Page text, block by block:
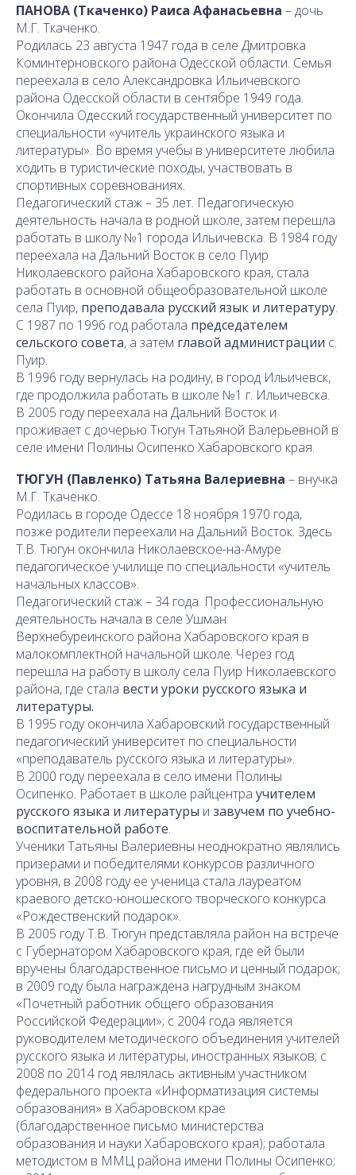
ПАНОВА (Ткаченко) Раиса Афанасьевна – дочь
М.Г. Ткаченко.
Родилась 23 августа 1947 года в селе Дмитровка
Коминтерновского района Одесской области. Семья
переехала в село Александровка Ильичевского
района Одесской области в сентябре 1949 года.
Окончила Одесский государственный университет по
специальности «учитель украинского языка и
литературы». Во время учебы в университете любила
ходить в туристические походы, участвовать в
спортивных соревнованиях.
Педагогический стаж – 35 лет. Педагогическую
деятельность начала в родной школе, затем перешла
работать в школу №1 города Ильичевска. В 1984 году
переехала на Дальний Восток в село Пуир
Николаевского района Хабаровского края, стала
работать в основной общеобразовательной школе
села Пуир, преподавала русский язык и литературу.
С 1987 по 1996 год работала председателем
сельского совета, а затем главой администрации с.
Пуир.
В 1996 году вернулась на родину, в город Ильичевск,
где продолжила работать в школе №1 г. Ильичевска.
В 2005 году переехала на Дальний Восток и
проживает с дочерью Тюгун Татьяной Валерьевной в
селе имени Полины Осипенко Хабаровского края.
ТЮГУН (Павленко) Татьяна Валериевна – внучка
М.Г. Ткаченко.
Родилась в городе Одессе 18 ноября 1970 года,
позже родители переехали на Дальний Восток. Здесь
Т.В. Тюгун окончила Николаевское-на-Амуре
педагогическое училище по специальности «учитель
начальных классов».
Педагогический стаж – 34 года. Профессиональную
деятельность начала в селе Ушман
Верхнебуреинского района Хабаровского края в
малокомплектной начальной школе. Через год
перешла на работу в школу села Пуир Николаевского
района, где стала вести уроки русского языка и
литературы.
В 1995 году окончила Хабаровский государственный
педагогический университет по специальности
«преподаватель русского языка и литературы».
В 2000 году переехала в село имени Полины
Осипенко. Работает в школе райцентра учителем
русского языка и литературы и завучем по учебно-
воспитательной работе.
Ученики Татьяны Валериевны неоднократно являлись
призерами и победителями конкурсов различного
уровня, в 2008 году ее ученица стала лауреатом
краевого детско-юношеского творческого конкурса
«Рождественский подарок».
В 2005 году Т.В. Тюгун представляла район на встрече
с Губернатором Хабаровского края, где ей были
вручены благодарственное письмо и ценный подарок;
в 2009 году была награждена нагрудным знаком
«Почетный работник общего образования
Российской Федерации»; с 2004 года является
руководителем методического объединения учителей
русского языка и литературы, иностранных языков; с
2008 по 2014 год являлась активным участником
федерального проекта «Информатизация системы
образования» в Хабаровском крае
(благодарственное письмо министерства
образования и науки Хабаровского края); работала
методистом в ММЦ района имени Полины Осипенко;